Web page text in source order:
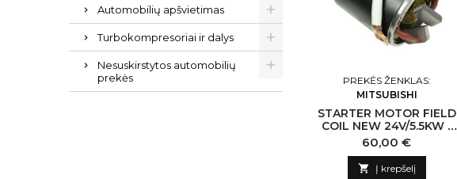
Automobilių apšvietimas
Turbokompresoriai ir dalys
Nesuskirstytos automobilių
prekės
PREKĖS ŽENKLAS:
MITSUBISHI
STARTER MOTOR FIELD
COIL NEW 24V/5.5KW -
PLA SF5026 MITSUBISHI-
CN
Kaina
60,00 €
 Į krepšelį